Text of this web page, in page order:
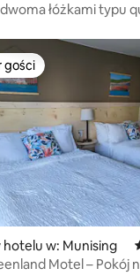
łóżkami typu
5, liczba recenzji: 21
gości
gości
hotelu w: Munising
Motel – Pokój